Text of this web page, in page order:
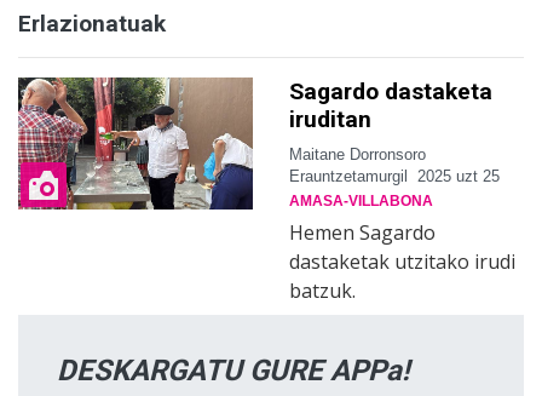
Erlazionatuak
Sagardo dastaketa
iruditan
Maitane Dorronsoro
Erauntzetamurgil
2025 uzt 25
AMASA-VILLABONA
Hemen Sagardo
dastaketak utzitako irudi
batzuk.
DESKARGATU GURE APPa!